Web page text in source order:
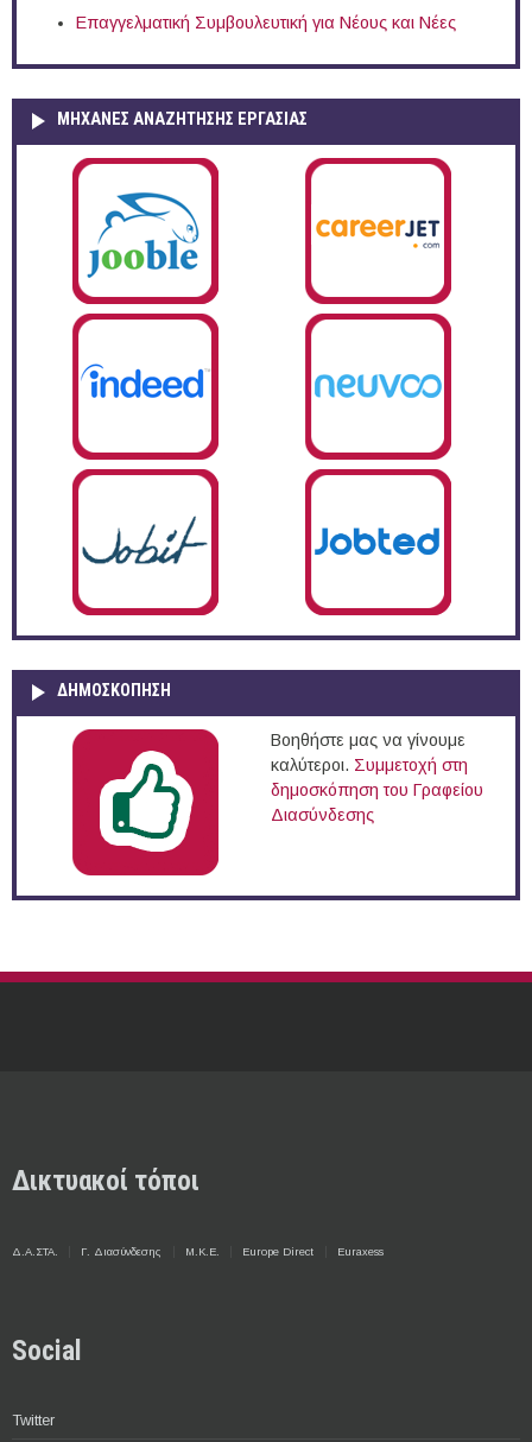
Επαγγελματική Συμβουλευτική για Νέους και Νέες
ΜΗΧΑΝΕΣ ΑΝΑΖΗΤΗΣΗΣ ΕΡΓΑΣΙΑΣ
ΔΗΜΟΣΚΌΠΗΣΗ
Βοηθήστε μας να γίνουμε
καλύτεροι. Συμμετοχή στη
δημοσκόπηση του Γραφείου
Διασύνδεσης
Δικτυακοί τόποι
Δ.Α.ΣΤΑ. Γ. Διασύνδεσης Μ.Κ.Ε. Europe Direct Euraxess
Social
Twitter